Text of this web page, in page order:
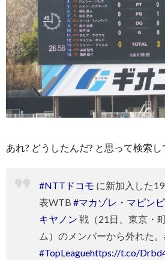
あれ? どうしたんだ? と思って検索し
#NTTドコモ に新加入した
表WTB #マカゾレ・マピンピ
キヤノン 戦（21日、東京・
ム）のメンバーから外れた。
#TopLeaguehttps://t.co/